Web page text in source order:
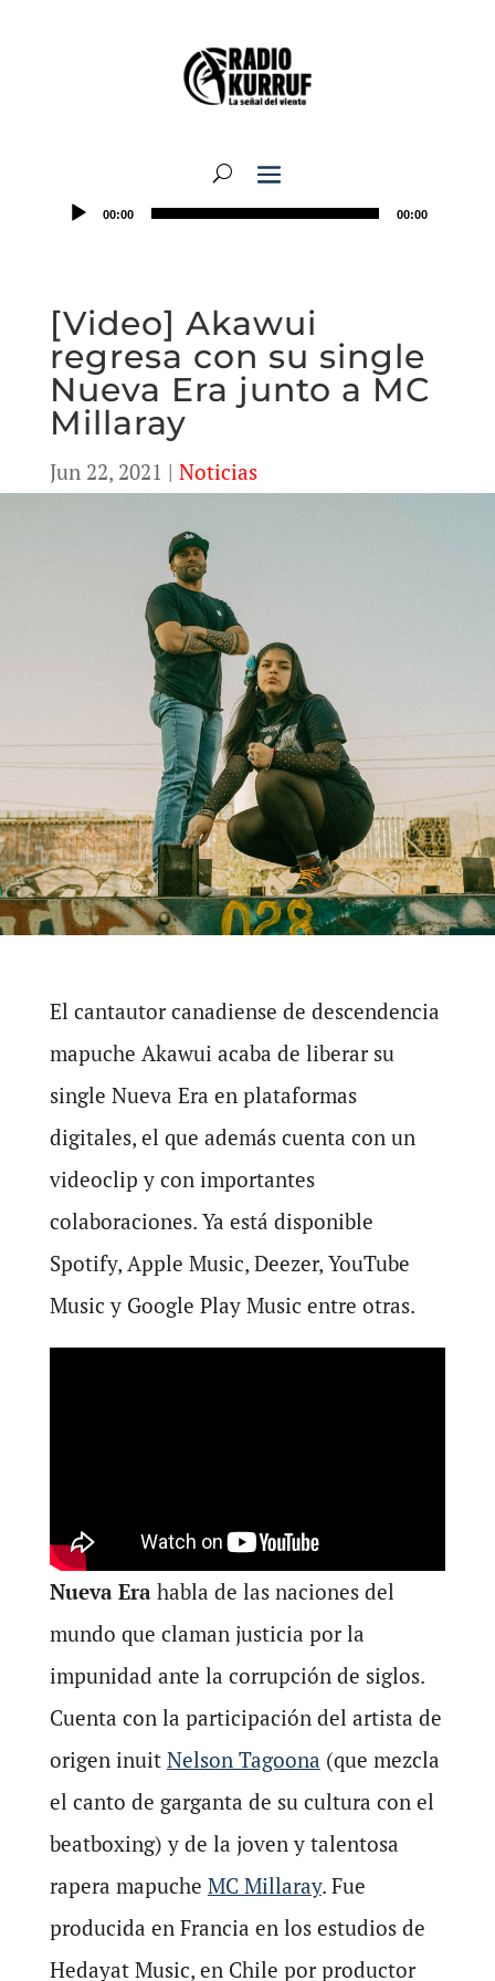
00:00 00:00
[Video] Akawui
regresa con su single
Nueva Era junto a MC
Millaray
Jun 22, 2021 | Noticias
El cantautor canadiense de descendencia
mapuche Akawui acaba de liberar su
single Nueva Era en plataformas
digitales, el que además cuenta con un
videoclip y con importantes
colaboraciones. Ya está disponible
Spotify, Apple Music, Deezer, YouTube
Music y Google Play Music entre otras.
Nueva Erahabla de las naciones del
mundo que claman justicia por la
impunidad ante la corrupción de siglos.
Cuenta con la participación del artista de
origen inuit Nelson Tagoona (que mezcla
el canto de garganta de su cultura con el
beatboxing) y de la joven y talentosa
rapera mapuche MC Millaray. Fue
producida en Francia en los estudios de
Hedayat Music, en Chile por productor